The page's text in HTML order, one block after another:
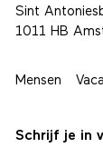
Sint
1011 HB
Mensen
Schrijf je in